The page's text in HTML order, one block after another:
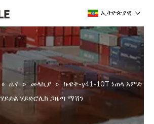
ኢትዮጵያዊ
» ዜና » መላኪያ » ኩዌት-y41-10T ነጠላ አምድ
ሃይድል ሃይድሮሊክ ጋዜጣ ማሽን